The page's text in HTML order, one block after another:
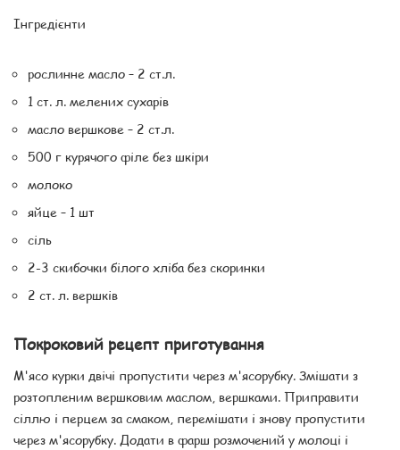
Інгредієнти
рослинне масло – 2 ст.л.
1 ст. л. мелених сухарів
масло вершкове – 2 ст.л.
500 г курячого філе без шкіри
молоко
яйце – 1 шт
сіль
2-3 скибочки білого хліба без скоринки
2 ст. л. вершків
Покроковий рецепт приготування
М'ясо курки двічі пропустити через м'ясорубку. Змішати з
розтопленим вершковим маслом, вершками. Приправити
сіллю і перцем за смаком, перемішати і знову пропустити
через м'ясорубку. Додати в фарш розмочений у молоці і